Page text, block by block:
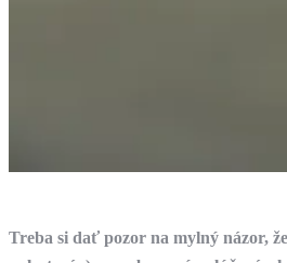
Treba si dať pozor na mylný názor,